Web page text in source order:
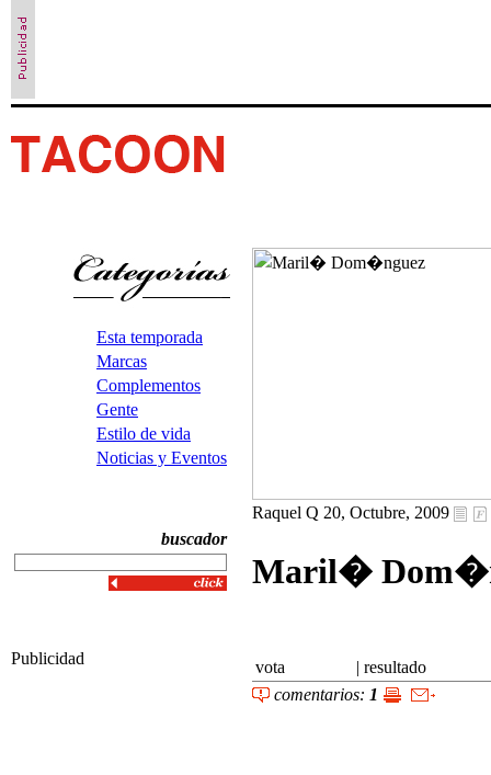
Esta temporada
Marcas
Complementos
Gente
Estilo de vida
Noticias y Eventos
buscador
Publicidad
Raquel Q 20, Octubre, 2009
Maril�
vota | resultado
comentarios: 1